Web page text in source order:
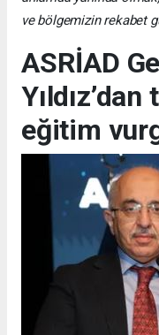
ve bölgemizin rekabet
ASRİAD
eğitim